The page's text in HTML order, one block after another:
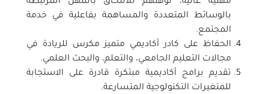
مهنية عالية، تؤهلهم للالتحاق بالمهن المرتبطة
بالوسائط المتعددة والمساهمة بفاعلية في خدمة
المجتمع.
الحفاظ على كادر أكاديمي متميز مكرس للريادة في
مجالات التعليم الجامعي، والتعلم، والبحث العلمي.
تقديم برامج أكاديمية مبتكرة قادرة على الاستجابة
للمتغيرات التكنولوجية المتسارعة.